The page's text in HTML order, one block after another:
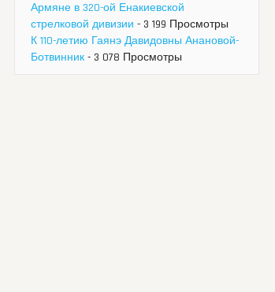
Армяне в 320-ой Енакиевской
стрелковой дивизии - 3 199 Просмотры
К 110-летию Гаянэ Давидовны Анановой-
Ботвинник - 3 078 Просмотры